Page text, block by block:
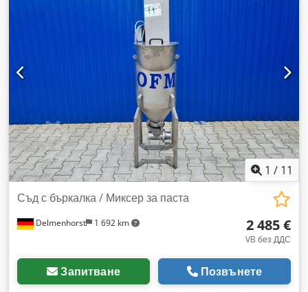
на резервоара: Външен диаметър: 1370 mm Цилиндрична
височина: 1290 mm Обща височина: 1750 mm Диаметър
на изхода: 50 mm Обща ширина: 1470 mm Обща дължина:
1370 mm Оборудване: Табелка с данни: да Люка: 385 mm
1 / 11
Delmenhorst 1 692 km
Съд с бъркалка / Миксер за паста
2 485 €
VB без ДДС
Запитване Позвънете